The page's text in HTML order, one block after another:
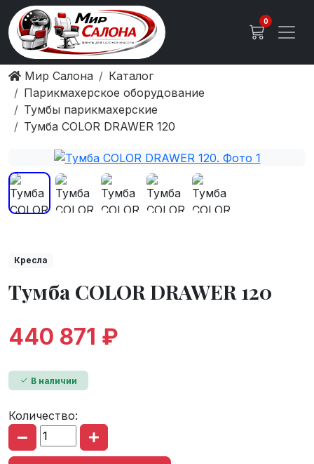
0
Мир Салона
Каталог
Парикмахерское оборудование
Тумбы парикмахерские
Тумба COLOR DRAWER 120
Кресла
Тумба COLOR DRAWER 120
440 871 ₽
В наличии
Количество: